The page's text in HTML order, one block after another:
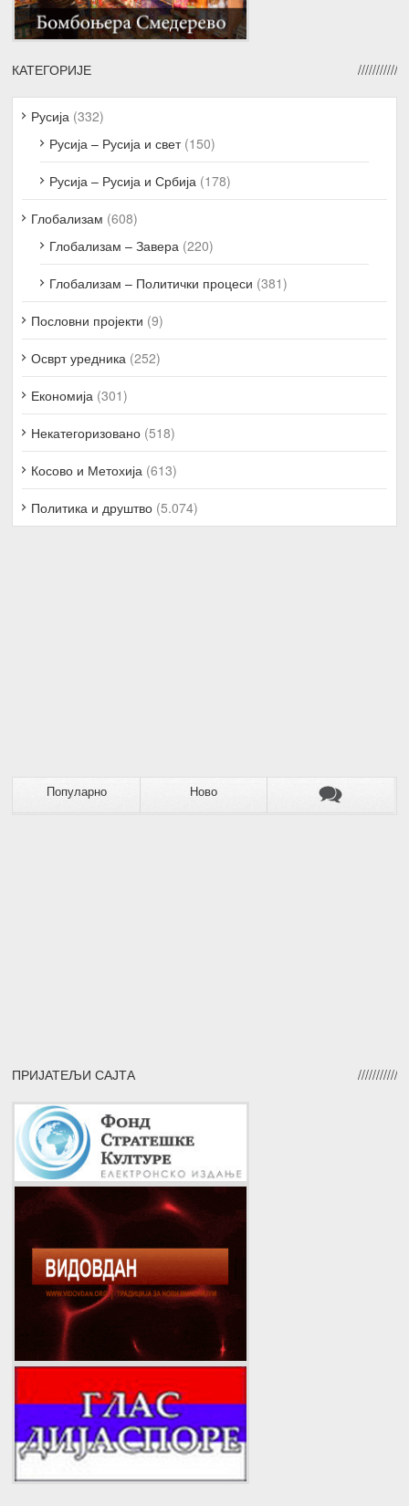
КАТЕГОРИЈЕ
Русија (332)
Русија – Русија и свет(150)
Русија – Русија и Србија (178)
Глобализам (608)
Глобализам – Завера (220)
Глобализам – Политички процеси (381)
Пословни пројекти (9)
Осврт уредника (252)
Економија (301)
Некатегоризовано (518)
Косово и Метохија (613)
Политика и друштво (5.074)
Популарно Ново
ПРИЈАТЕЉИ САЈТА